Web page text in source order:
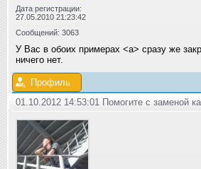
Дата регистрации:
27.05.2010 21:23:42
Сообщений: 3063
У Вас в обоих примерах <a> сразу же
ничего нет.
Профиль
01.10.2012 14:53:01 Помогите с заменой